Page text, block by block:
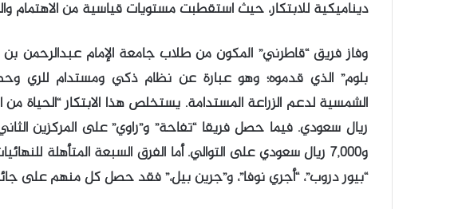
ديناميكية للابتكار، حيث استقطبت مستويات قياسية من الاهتمام
وفاز فريق “قاطرني” المكون من طلاب جامعة الإمام عبدالرحمن بن
بلوم” الذي قدموه؛ وهو عبارة عن نظام ذكي ومستدام للري
و7,000 ريال سعودي على التوالي. أما الفرق السبعة المتأهلة
“بيور دروب”، “أجري نوفا”، و”جرين بيل،” فقد حصل كل منهم على جائزة قدرها 4,000